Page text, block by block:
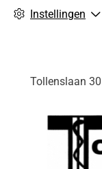
Instellingen
Tollenslaan 30